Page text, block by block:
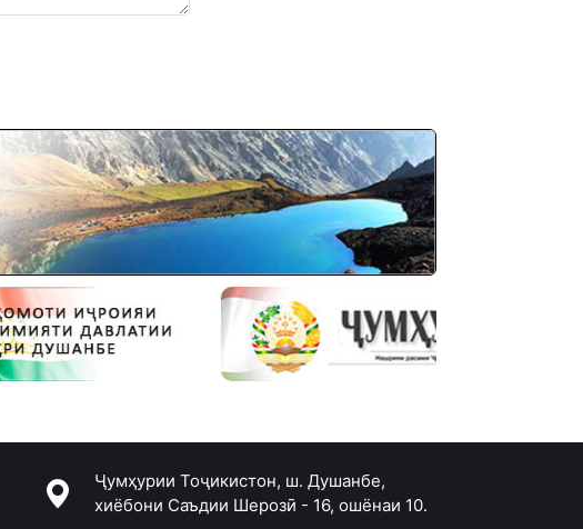
Ҷумҳурии Тоҷикистон, ш. Душанбе,
хиёбони Саъдии Шерозӣ - 16, ошёнаи 10.